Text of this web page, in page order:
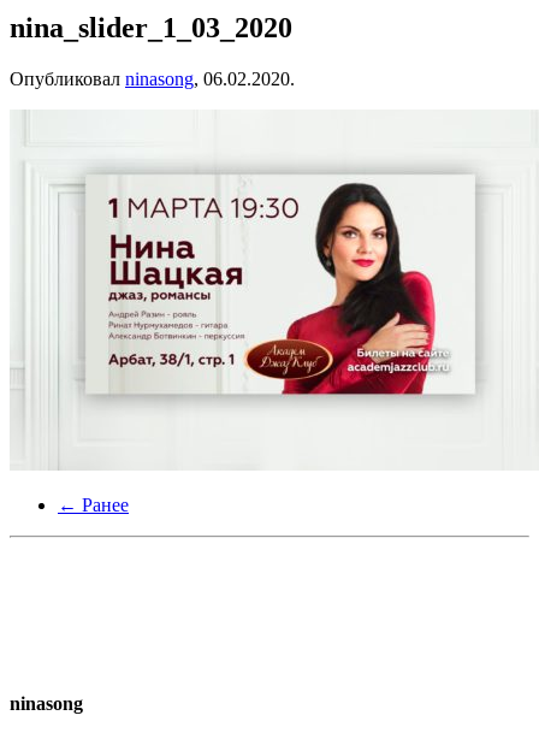
nina_slider_1_03_2020
Опубликовал ninasong, 06.02.2020.
← Ранее
ninasong